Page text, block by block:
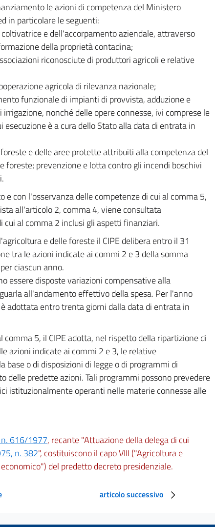
le azioni di competenza del Ministero
in particolare le seguenti:
e dell'accorpamento aziendale, attraverso
della proprietà contadina;
riconosciute di produttori agricoli e relative
agricola di rilevanza nazionale;
funzionale di impianti di provvista, adduzione e
nonché delle opere connesse, ivi comprese le
esecuzione è a cura dello Stato alla data di entrata in
e delle aree protette attribuiti alla competenza del
foreste; prevenzione e lotta contro gli incendi boschivi
e con l'osservanza delle competenze di cui al comma 5,
all'articolo 2, comma 4, viene consultata
cui al comma 2 inclusi gli aspetti finanziari.
e delle foreste il CIPE delibera entro il 31
tra le azioni indicate ai commi 2 e 3 della somma
ciascun anno.
essere disposte variazioni compensative alla
all'andamento effettivo della spesa. Per l'anno
adottata entro trenta giorni dalla data di entrata in
comma 5, il CIPE adotta, nel rispetto della ripartizione di
azioni indicate ai commi 2 e 3, le relative
base o di disposizioni di legge o di programmi di
predette azioni. Tali programmi possono prevedere
istituzionalmente operanti nelle materie connesse alle
n. 616/1977, recante "Attuazione della delega di cui
n. 382", costituiscono il capo VIII ("Agricoltura e
del predetto decreto presidenziale.
articolo successivo